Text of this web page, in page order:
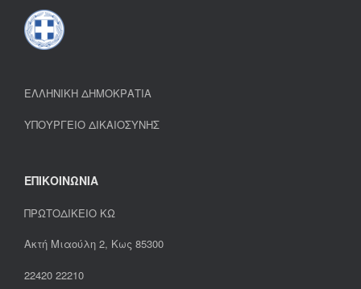
ΕΛΛΗΝΙΚΗ ΔΗΜΟΚΡΑΤΙΑ
ΥΠΟΥΡΓΕΙΟ ΔΙΚΑΙΟΣΥΝΗΣ
ΕΠΙΚΟΙΝΩΝΙΑ
ΠΡΩΤΟΔΙΚΕΙΟ ΚΩ
Ακτή Μιαούλη 2, Κως 85300
22420 22210